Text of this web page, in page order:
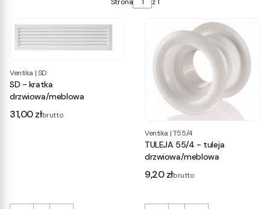
Ventika |SD
SD - kratka
drzwiowa/meblowa
Cena
31,00 złbrutto
Ventika |T55/4
TULEJA 55/4 - tuleja
drzwiowa/meblowa
Cena
9,20 złbrutto